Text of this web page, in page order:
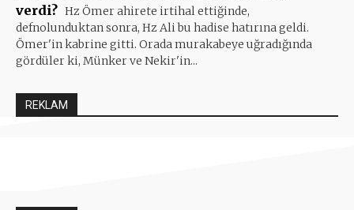
verdi? Hz Ömer ahirete irtihal ettiğinde,
defnolunduktan sonra, Hz Ali bu hadise hatırına geldi.
Ömer'in kabrine gitti. Orada murakabeye uğradığında
gördüler ki, Münker ve Nekir'in...
REKLAM